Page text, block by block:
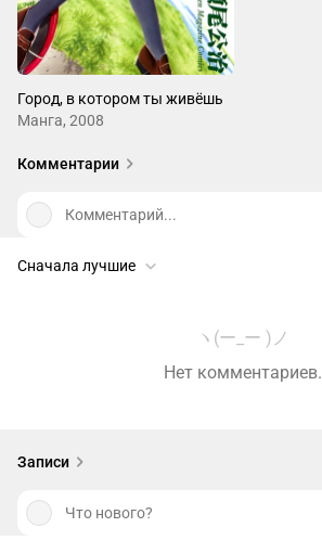
Город, в котором ты живёшь
Манга, 2008
Комментарии
Комментарий...
Сначала лучшие
ヽ(ー_ー )ノ
Нет комментариев.
Записи
Что нового?